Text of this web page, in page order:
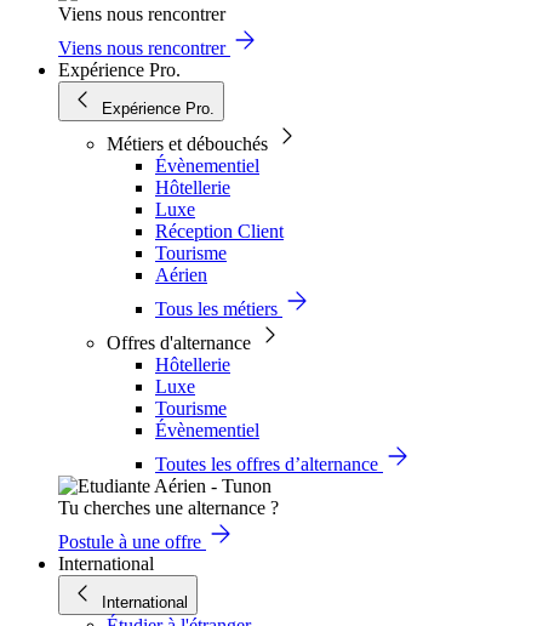
Viens nous rencontrer
Viens nous rencontrer
Expérience Pro.
Expérience Pro.
Métiers et débouchés
Évènementiel
Hôtellerie
Luxe
Réception Client
Tourisme
Aérien
Tous les métiers
Offres d'alternance
Hôtellerie
Luxe
Tourisme
Évènementiel
Toutes les offres d’alternance
Tu cherches une alternance ?
Postule à une offre
International
International